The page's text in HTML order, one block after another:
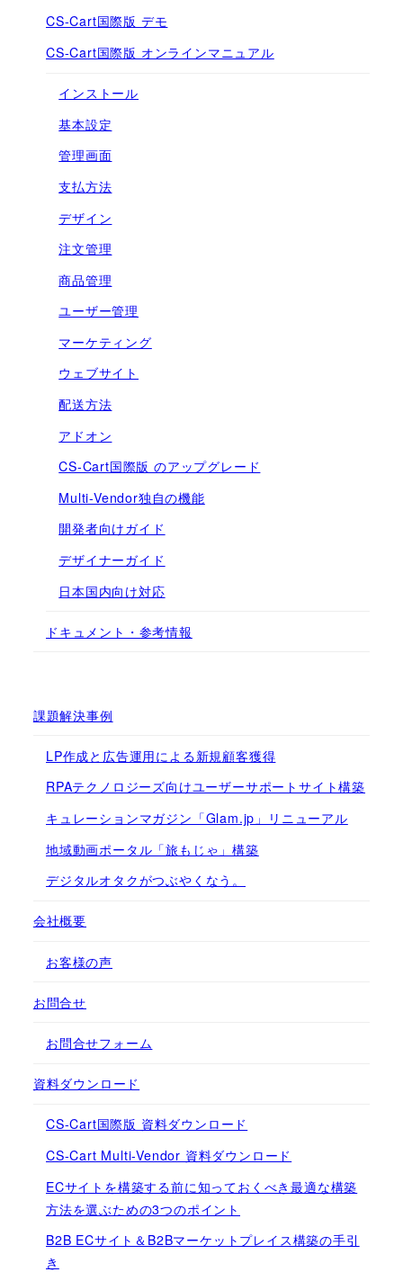
CS-Cart国際版 デモ
CS-Cart国際版 オンラインマニュアル
インストール
基本設定
管理画面
支払方法
デザイン
注文管理
商品管理
ユーザー管理
マーケティング
ウェブサイト
配送方法
アドオン
CS-Cart国際版 のアップグレード
Multi-Vendor独自の機能
開発者向けガイド
デザイナーガイド
日本国内向け対応
ドキュメント・参考情報
課題解決事例
LP作成と広告運用による新規顧客獲得
RPAテクノロジーズ向けユーザーサポートサイト構築
キュレーションマガジン「Glam.jp」リニューアル
地域動画ポータル「旅もじゃ」構築
デジタルオタクがつぶやくなう。
会社概要
お客様の声
お問合せ
お問合せフォーム
資料ダウンロード
CS-Cart国際版 資料ダウンロード
CS-Cart Multi-Vendor 資料ダウンロード
ECサイトを構築する前に知っておくべき最適な構築
方法を選ぶための3つのポイント
B2B ECサイト＆B2Bマーケットプレイス構築の手引
き